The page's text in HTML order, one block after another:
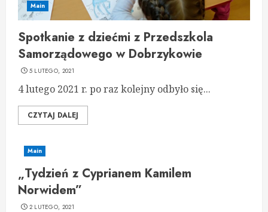
Main
Spotkanie z dziećmi z Przedszkola
Samorządowego w Dobrzykowie
5 LUTEGO, 2021
4 lutego 2021 r. po raz kolejny odbyło się...
CZYTAJ DALEJ
Main
„Tydzień z Cyprianem Kamilem
Norwidem”
2 LUTEGO, 2021